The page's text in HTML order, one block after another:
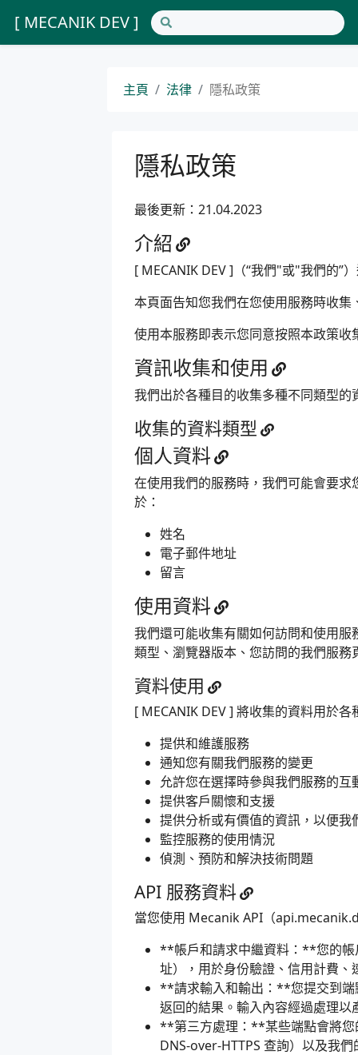
[ MECANIK DEV ]
主頁 法律 隱私政策
隱私政策
最後更新：21.04.2023
介紹
[ MECANIK DEV ]（“我們"或"我們的”
本頁面告知您我們在您使用服務時收
使用本服務即表示您同意按照本政策收
資訊收集和使用
我們出於各種目的收集多種不同類型
收集的資料類型
個人資料
在使用我們的服務時，我們可能會要
於：
姓名
電子郵件地址
留言
使用資料
我們還可能收集有關如何訪問和使用
類型、瀏覽器版本、您訪問的我們服
資料使用
[ MECANIK DEV ] 將收集的資料用於各
提供和維護服務
通知您有關我們服務的變更
允許您在選擇時參與我們服務的互
提供客戶關懷和支援
提供分析或有價值的資訊，以便我
監控服務的使用情況
偵測、預防和解決技術問題
API 服務資料
當您使用 Mecanik API（
**帳戶和請求中繼資料：**您的帳
址），用於身份驗證、信用計費、
**請求輸入和輸出：**您提交到端
返回的結果。輸入內容經過處理
**第三方處理：**某些端點會將您
DNS-over-HTTPS 查詢）以及我